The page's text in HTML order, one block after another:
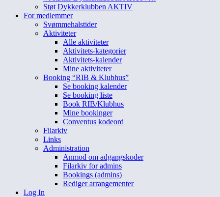
Støt Dykkerklubben AKTIV
For medlemmer
Svømmehalstider
Aktiviteter
Alle aktiviteter
Aktivitets-kategorier
Aktivitets-kalender
Mine aktiviteter
Booking “RIB & Klubhus”
Se booking kalender
Se booking liste
Book RIB/Klubhus
Mine bookinger
Conventus kodeord
Filarkiv
Links
Administration
Anmod om adgangskoder
Filarkiv for admins
Bookings (admins)
Rediger arrangementer
Log In